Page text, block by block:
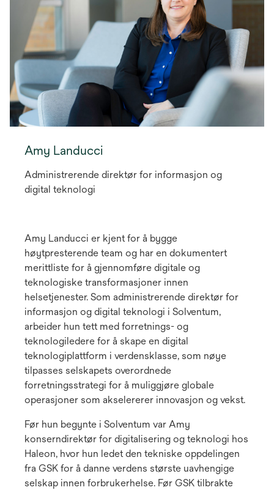
Amy Landucci
Administrerende direktør for informasjon og
digital teknologi
Amy Landucci er kjent for å bygge
høytpresterende team og har en dokumentert
merittliste for å gjennomføre digitale og
teknologiske transformasjoner innen
helsetjenester. Som administrerende direktør for
informasjon og digital teknologi i Solventum,
arbeider hun tett med forretnings- og
teknologiledere for å skape en digital
teknologiplattform i verdensklasse, som nøye
tilpasses selskapets overordnede
forretningsstrategi for å muliggjøre globale
operasjoner som akselererer innovasjon og vekst.
Før hun begynte i Solventum var Amy
konserndirektør for digitalisering og teknologi hos
Haleon, hvor hun ledet den tekniske oppdelingen
fra GSK for å danne verdens største uavhengige
selskap innen forbrukerhelse. Før GSK tilbrakte